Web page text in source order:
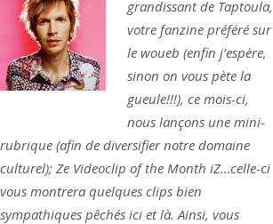
grandissant de Taptoula,
votre fanzine préféré sur
le woueb (enfin j’espère,
sinon on vous pète la
gueule!!!), ce mois-ci,
nous lançons une mini-
rubrique (afin de diversifier notre domaine
culturel); Ze Videoclip of the Month iZ…celle-ci
vous montrera quelques clips bien
sympathiques pêchés ici et là. Ainsi, vous